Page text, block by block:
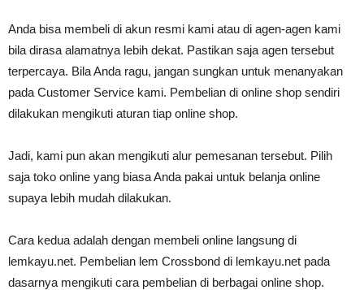
Anda bisa membeli di akun resmi kami atau di agen-agen kami
bila dirasa alamatnya lebih dekat. Pastikan saja agen tersebut
terpercaya. Bila Anda ragu, jangan sungkan untuk menanyakan
pada Customer Service kami. Pembelian di online shop sendiri
dilakukan mengikuti aturan tiap online shop.
Jadi, kami pun akan mengikuti alur pemesanan tersebut. Pilih
saja toko online yang biasa Anda pakai untuk belanja online
supaya lebih mudah dilakukan.
Cara kedua adalah dengan membeli online langsung di
lemkayu.net. Pembelian lem Crossbond di lemkayu.net pada
dasarnya mengikuti cara pembelian di berbagai online shop.